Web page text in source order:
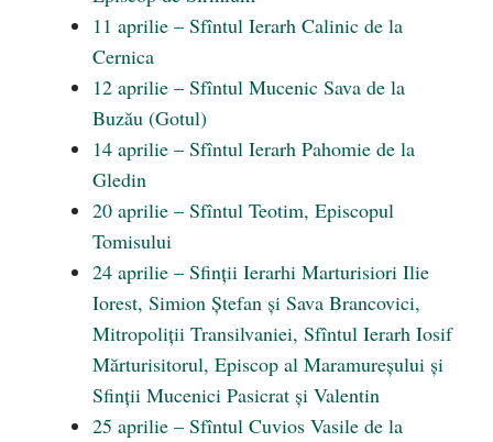
11 aprilie – Sfîntul Ierarh Calinic de la
Cernica
12 aprilie – Sfîntul Mucenic Sava de la
Buzău (Gotul)
14 aprilie – Sfîntul Ierarh Pahomie de la
Gledin
20 aprilie – Sfîntul Teotim, Episcopul
Tomisului
24 aprilie – Sfinții Ierarhi Marturisiori Ilie
Iorest, Simion Ștefan și Sava Brancovici,
Mitropoliții Transilvaniei, Sfîntul Ierarh Iosif
Mărturisitorul, Episcop al Maramureșului și
Sfinții Mucenici Pasicrat și Valentin
25 aprilie – Sfîntul Cuvios Vasile de la